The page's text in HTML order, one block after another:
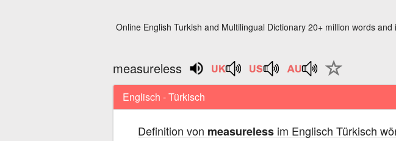
Online English Turkish and Multilingual Dictionary 20+ million words and
measureless
Englisch - Türkisch
Definition von measurelessim Englisch Türkisch